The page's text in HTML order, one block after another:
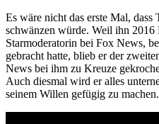
Es wäre nicht das erste Mal,
schwänzen würde. Weil ihn
Starmoderatorin bei Fox News,
gebracht hatte, blieb er der
News bei ihm zu Kreuze
Auch diesmal wird er alles
seinem Willen gefügig zu machen.